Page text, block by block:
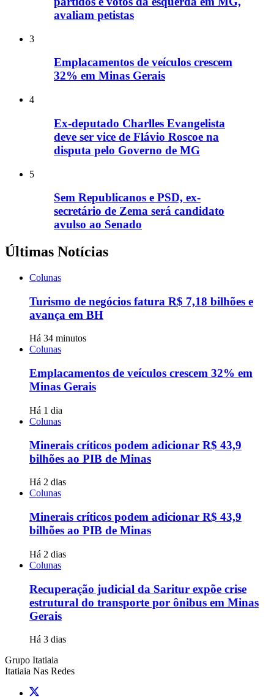
avaliam petistas
3
Emplacamentos de veículos crescem
32% em Minas Gerais
4
Ex-deputado Charlles Evangelista
deve ser vice de Flávio Roscoe na
disputa pelo Governo de MG
5
Sem Republicanos e PSD, ex-
secretário de Zema será candidato
avulso ao Senado
Últimas Notícias
Colunas
Turismo de negócios fatura R$ 7,18 bilhões e
avança em BH
Há 34 minutos
Colunas
Emplacamentos de veículos crescem 32% em
Minas Gerais
Há 1 dia
Colunas
Minerais críticos podem adicionar R$ 43,9
bilhões ao PIB de Minas
Há 2 dias
Colunas
Minerais críticos podem adicionar R$ 43,9
bilhões ao PIB de Minas
Há 2 dias
Colunas
Recuperação judicial da Saritur expõe crise
estrutural do transporte por ônibus em Minas
Gerais
Há 3 dias
Grupo Itatiaia
Itatiaia Nas Redes